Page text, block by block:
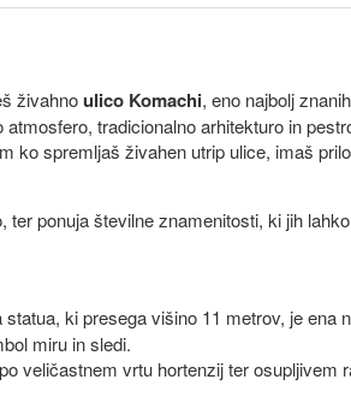
živahnoulico Komachi, eno najbolj
tradicionalno arhitekturo in
ko spremljaš živahen utrip ulice, imaš
ponuja številne znamenitosti, ki jih
statua, ki presega višino 11 metrov, je
miru in sledi.
veličastnem vrtu hortenzij ter